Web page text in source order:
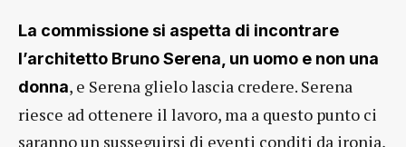
La commissione si aspetta di incontrare
l’architetto Bruno Serena, un uomo e non una
donna, e Serena glielo lascia credere. Serena
riesce ad ottenere il lavoro, ma a questo punto ci
saranno un susseguirsi di eventi conditi da ironia,